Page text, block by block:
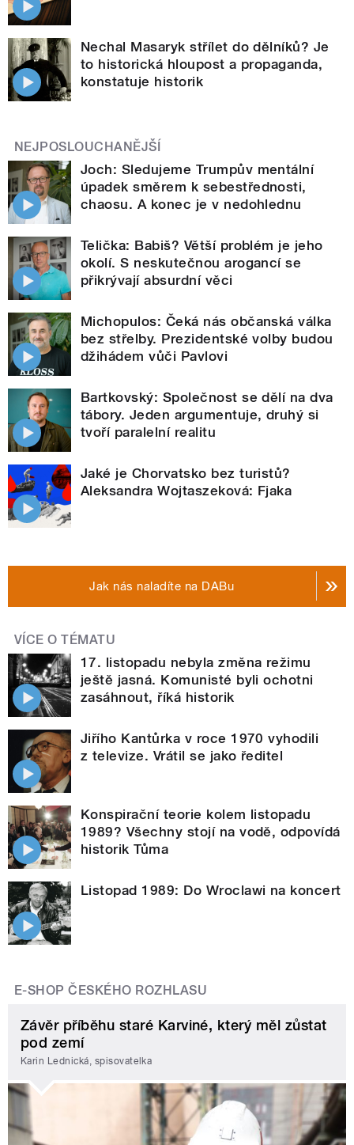
Nechal Masaryk střílet do dělníků? Je
to historická hloupost a propaganda,
konstatuje historik
NEJPOSLOUCHANĚJŠÍ
Joch: Sledujeme Trumpův mentální
úpadek směrem k sebestřednosti,
chaosu. A konec je v nedohlednu
Telička: Babiš? Větší problém je jeho
okolí. S neskutečnou arogancí se
přikrývají absurdní věci
Michopulos: Čeká nás občanská válka
bez střelby. Prezidentské volby budou
džihádem vůči Pavlovi
Bartkovský: Společnost se dělí na dva
tábory. Jeden argumentuje, druhý si
tvoří paralelní realitu
Jaké je Chorvatsko bez turistů?
Aleksandra Wojtaszeková: Fjaka
Jak nás naladíte na DABu
VÍCE O TÉMATU
17. listopadu nebyla změna režimu
ještě jasná. Komunisté byli ochotni
zasáhnout, říká historik
Jiřího Kantůrka v roce 1970 vyhodili
z televize. Vrátil se jako ředitel
Konspirační teorie kolem listopadu
1989? Všechny stojí na vodě, odpovídá
historik Tůma
Listopad 1989: Do Wroclawi na koncert
E-SHOP ČESKÉHO ROZHLASU
Závěr příběhu staré Karviné, který měl zůstat
pod zemí
Karin Lednická, spisovatelka